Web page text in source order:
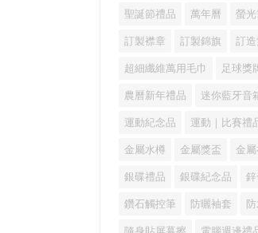
聖誕節禮品 萬年曆 螢
訂製襟章 訂製錦旗 訂
超細纖維萬用毛巾 足球獎
農曆新年禮品 迷你藍牙音
運動紀念品 運動｜比賽禮
金屬水樽 金屬獎盃 金
銀碟禮品 銀碟紀念品
鑽石觸控筆 防曬袖套